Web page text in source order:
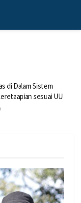
di Dalam Sistem
sesuai UU